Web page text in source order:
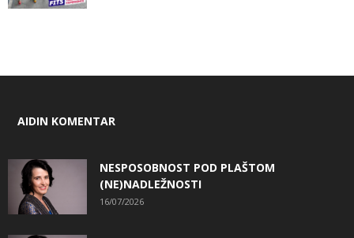
AIDIN KOMENTAR
NESPOSOBNOST POD PLAŠTOM
(NE)NADLEŽNOSTI
16/07/2026